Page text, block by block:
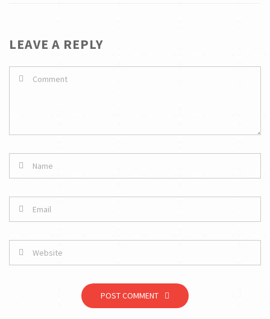
LEAVE A REPLY
POST COMMENT